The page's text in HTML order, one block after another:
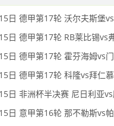
日 德甲第17轮 沃尔夫斯堡
日 德甲第17轮 RB莱比锡vs
日 德甲第17轮 霍芬海姆vs
日 德甲第17轮 科隆vs拜仁
日 非洲杯半决赛 尼日利亚
日 意甲第16轮 那不勒斯vs